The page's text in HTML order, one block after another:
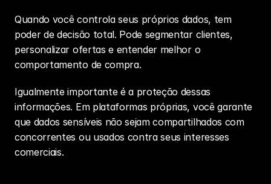
Quando você controla seus próprios dados, tem
poder de decisão total. Pode segmentar clientes,
personalizar ofertas e entender melhor o
comportamento de compra.
Igualmente importante é a proteção dessas
informações. Em plataformas próprias, você garante
que dados sensíveis não sejam compartilhados com
concorrentes ou usados contra seus interesses
comerciais.